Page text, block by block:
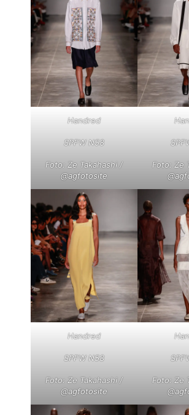
Handred
SPFW N58
Foto: Ze Takahashi /
@agfotosite
Foto: Ze
Handred
SPFW N58
Foto: Ze Takahashi /
@agfotosite
Foto: Ze